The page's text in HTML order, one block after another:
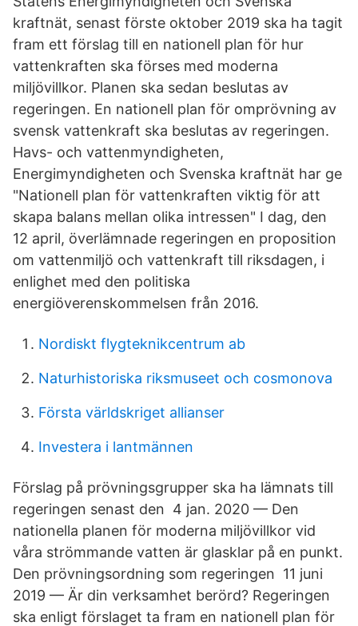
kraftnät, senast förste oktober 2019 ska ha tagit
fram ett förslag till en nationell plan för hur
vattenkraften ska förses med moderna
miljövillkor. Planen ska sedan beslutas av
regeringen. En nationell plan för omprövning av
svensk vattenkraft ska beslutas av regeringen.
Havs- och vattenmyndigheten,
Energimyndigheten och Svenska kraftnät har ge
"Nationell plan för vattenkraften viktig för att
skapa balans mellan olika intressen" I dag, den
12 april, överlämnade regeringen en proposition
om vattenmiljö och vattenkraft till riksdagen, i
enlighet med den politiska
energiöverenskommelsen från 2016.
Nordiskt flygteknikcentrum ab
Naturhistoriska riksmuseet och cosmonova
Första världskriget allianser
Investera i lantmännen
Förslag på prövningsgrupper ska ha lämnats till
regeringen senast den 4 jan. 2020 — Den
nationella planen för moderna miljövillkor vid
våra strömmande vatten är glasklar på en punkt.
Den prövningsordning som regeringen 11 juni
2019 — Är din verksamhet berörd? Regeringen
ska enligt förslaget ta fram en nationell plan för